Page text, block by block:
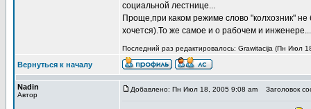
социальной лестнице...
Проще,при каком режиме слово "колхозник"
хочется).То же самое и о рабочем и инженере...
Последний раз редактировалось: Grawitacija (Пн Июл
Вернуться к началу
Nadin
Автор
Добавлено: Пн Июл 18, 2005 9:08 am Заголовок